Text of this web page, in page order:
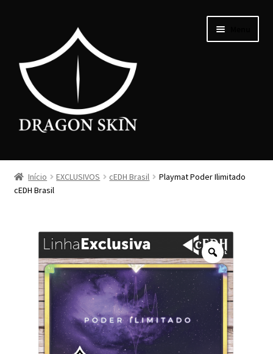
PERSONALIZAR
EXCLUSIVOS
COMO FAZER
Início EXCLUSIVOS cEDH Brasil
Playmat Poder Ilimitado
cEDH Brasil